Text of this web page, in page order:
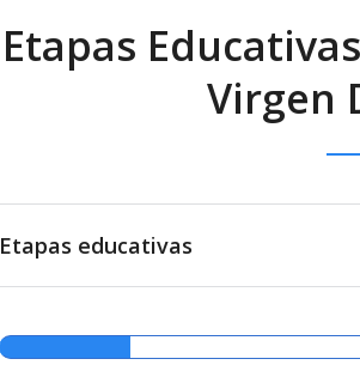
Etapas
Virgen
Etapas educativas